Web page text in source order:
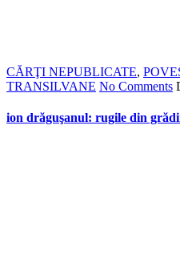
CĂRŢI NEPUBLICATE,
TRANSILVANE No Comments
ion drăguşanul: rugile din